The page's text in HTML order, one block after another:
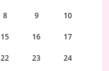
8 9 10
15 16 17
22 23 24